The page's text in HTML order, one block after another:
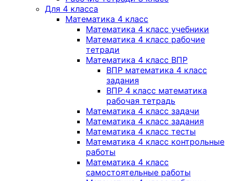
Для 4 класса
Математика 4 класс
Математика 4 класс учебники
Математика 4 класс рабочие
тетради
Математика 4 класс ВПР
ВПР математика 4 класс
задания
ВПР 4 класс математика
рабочая тетрадь
Математика 4 класс задачи
Математика 4 класс задания
Математика 4 класс тесты
Математика 4 класс контрольные
работы
Математика 4 класс
самостоятельные работы